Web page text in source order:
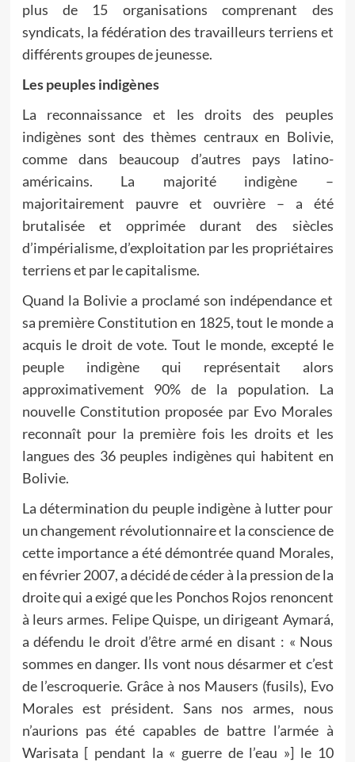
plus de 15 organisations comprenant des
syndicats, la fédération des travailleurs terriens et
différents groupes de jeunesse.
Les peuples indigènes
La reconnaissance et les droits des peuples
indigènes sont des thèmes centraux en Bolivie,
comme dans beaucoup d’autres pays latino-
américains. La majorité indigène –
majoritairement pauvre et ouvrière – a été
brutalisée et opprimée durant des siècles
d’impérialisme, d’exploitation par les propriétaires
terriens et par le capitalisme.
Quand la Bolivie a proclamé son indépendance et
sa première Constitution en 1825, tout le monde a
acquis le droit de vote. Tout le monde, excepté le
peuple indigène qui représentait alors
approximativement 90% de la population. La
nouvelle Constitution proposée par Evo Morales
reconnaît pour la première fois les droits et les
langues des 36 peuples indigènes qui habitent en
Bolivie.
La détermination du peuple indigène à lutter pour
un changement révolutionnaire et la conscience de
cette importance a été démontrée quand Morales,
en février 2007, a décidé de céder à la pression de la
droite qui a exigé que les Ponchos Rojos renoncent
à leurs armes. Felipe Quispe, un dirigeant Aymará,
a défendu le droit d’être armé en disant : « Nous
sommes en danger. Ils vont nous désarmer et c’est
de l’escroquerie. Grâce à nos Mausers (fusils), Evo
Morales est président. Sans nos armes, nous
n’aurions pas été capables de battre l’armée à
Warisata [ pendant la « guerre de l’eau »] le 10